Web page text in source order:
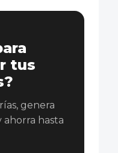
tus
genera
ahorra hasta